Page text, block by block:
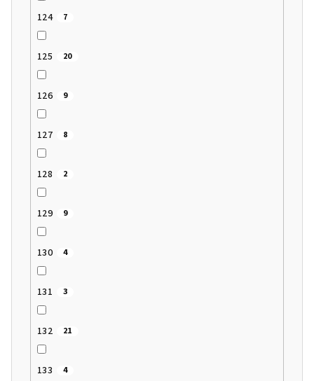
124 7
125 20
126 9
127 8
128 2
129 9
130 4
131 3
132 21
133 4